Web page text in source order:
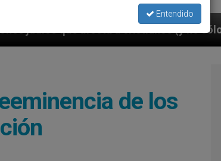
(y no sólo) en Tierra Santa
de los
Entendido